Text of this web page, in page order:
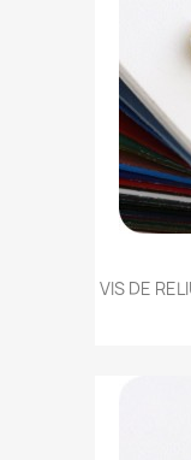
VIS DE